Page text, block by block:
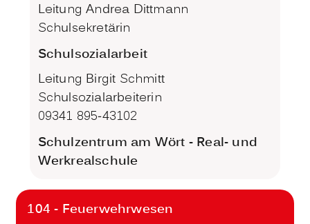
Leitung Andrea Dittmann
Schulsekretärin
Schulsozialarbeit
Leitung Birgit Schmitt
Schulsozialarbeiterin
09341 895-43102
Schulzentrum am Wört - Real- und
Werkrealschule
104 - Feuerwehrwesen